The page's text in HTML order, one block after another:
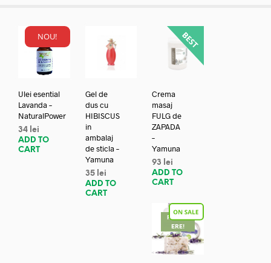
NOU!
Ulei esential
Lavanda –
NaturalPower
34 lei
ADD TO
CART
Gel de
dus cu
HIBISCUS
in
ambalaj
de sticla –
Yamuna
35 lei
ADD TO
CART
Crema
masaj
FULG de
ZAPADA
–
Yamuna
93
lei
ADD TO
CART
REDUC
ERE!